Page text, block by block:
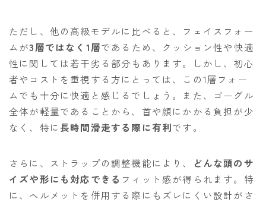
ただし、他の高級モデルに比べると、フェイスフォー
ムが3層ではなく1層であるため、クッション性や快適
性に関しては若干劣る部分もあります。しかし、初心
者やコストを重視する方にとっては、この1層フォー
ムでも十分に快適と感じるでしょう。また、ゴーグル
全体が軽量であることから、首や顔にかかる負担が少
なく、特に 長時間滑走する際に有利です。
さらに、ストラップの調整機能により、
どんな頭のサ
イズや形にも対応できる フィット感が得られます。特
に、ヘルメットを併用する際にもズレにくい設計がさ